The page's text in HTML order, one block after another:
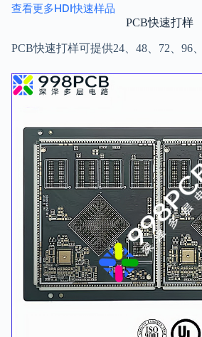
查看更多HDI快速样品
PCB快速打样
PCB快速打样可提供24、48、72、96